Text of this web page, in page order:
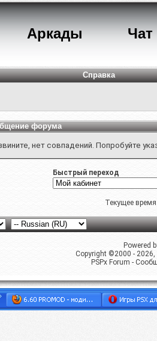
Аркады Чат
Справка
форума
нет совпадений. Попробуйте
Быстрый переход
Текущее
Powered
Copyright ©2000 -
PSPx Forum -